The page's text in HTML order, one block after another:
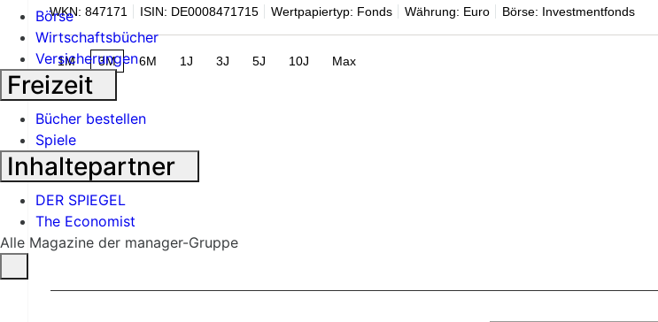
WKN: 847171 ISIN: DE0008471715 Wertpapiertyp: Fonds Währung: Euro Börse: Investmentfonds
1M 3M 6M 1J 3J 5J 10J Max
Börse
Wirtschaftsbücher
Versicherungen
Freizeit
Bücher bestellen
Spiele
Inhaltepartner
DER SPIEGEL
The Economist
Alle Magazine der manager-Gruppe